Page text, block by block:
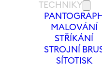
TECHNIKY
PANTOGRAPH
MALOVÁNÍ
STŘÍKÁNÍ
STROJNÍ
SÍTOTISK